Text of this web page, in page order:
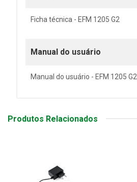
Ficha técnica - EFM 1205 G2
Manual do usuário
Manual do usuário - EFM 1205 G2
Produtos Relacionados